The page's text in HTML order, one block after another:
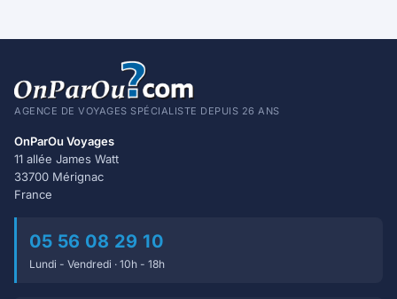
AGENCE DE VOYAGES SPÉCIALISTE DEPUIS 26 ANS
OnParOu Voyages
11 allée James Watt
33700 Mérignac
France
05 56 08 29 10
Lundi - Vendredi · 10h - 18h